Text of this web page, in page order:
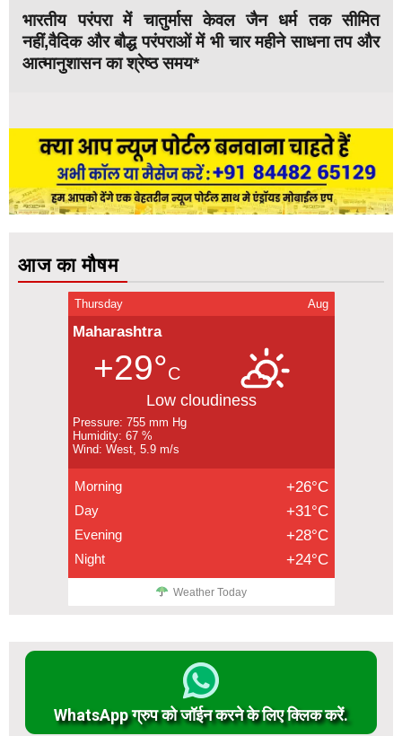
भारतीय परंपरा में चातुर्मास केवल जैन धर्म तक सीमित
नहीं,वैदिक और बौद्ध परंपराओं में भी चार महीने साधना तप और
आत्मानुशासन का श्रेष्ठ समय*
आज का मौषम
Thursday Aug
Maharashtra
+29°C
Low cloudiness
Pressure: 755 mm Hg
Humidity: 67 %
Wind: West, 5.9 m/s
Morning +26°C
Day +31°C
Evening +28°C
Night +24°C
Weather Today
WhatsApp ग्रुप को जॉईन करने के लिए क्लिक करें.